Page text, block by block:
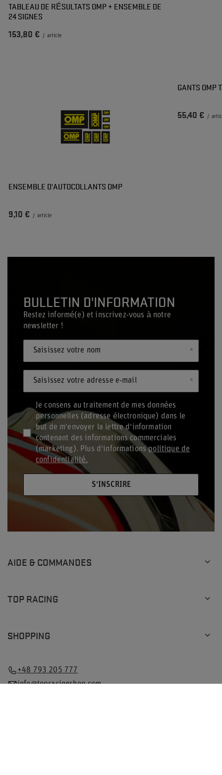
TABLEAU DE RÉSULTATS OMP + ENSEMBLE DE
24 SIGNES
153,80 € / article
ENSEMBLE D'AUTOCOLLANTS OMP
9,10 € / article
GANTS OMP
55,40 € /
BULLETIN D'INFORMATION
Restez informé(e) et inscrivez-vous à notre
newsletter !
Saisissez votre nom
Saisissez votre adresse e-mail
Je consens au traitement de mes données
personnelles (adresse électronique) dans le
but de m'envoyer la lettre d'information
contenant des informations commerciales
(marketing). Plus d'informationspolitique de
confidentialité.
S'INSCRIRE
AIDE & COMMANDES
TOP RACING
SHOPPING
+48 793 205 777
info@topracingshop.com